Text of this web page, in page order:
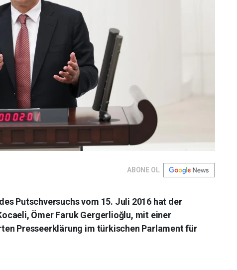
ABONE OL
Putschversuchs vom 15. Juli 2016 hat der
Ömer Faruk Gergerlioğlu, mit einer
Presseerklärung im türkischen Parlament für